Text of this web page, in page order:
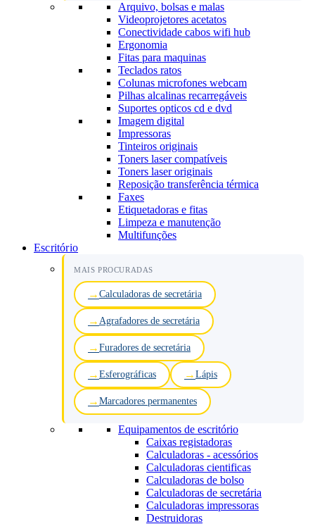
Arquivo, bolsas e malas
Videoprojetores acetatos
Conectividade cabos wifi hub
Ergonomia
Fitas para maquinas
Teclados ratos
Colunas microfones webcam
Pilhas alcalinas recarregáveis
Suportes opticos cd e dvd
Imagem digital
Impressoras
Tinteiros originais
Toners laser compatíveis
Toners laser originais
Reposição transferência térmica
Faxes
Etiquetadoras e fitas
Limpeza e manutenção
Multifunções
Escritório
MAIS PROCURADAS
Calculadoras de secretária
Agrafadores de secretária
Furadores de secretária
Esferográficas Lápis
Marcadores permanentes
Equipamentos de escritório
Caixas registadoras
Calculadoras - acessórios
Calculadoras cientificas
Calculadoras de bolso
Calculadoras de secretária
Calculadoras impressoras
Destruidoras